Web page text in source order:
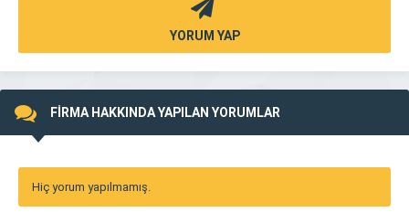
YORUM YAP
FİRMA HAKKINDA YAPILAN YORUMLAR
Hiç yorum yapılmamış.